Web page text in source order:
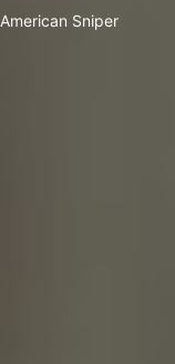
American Sniper